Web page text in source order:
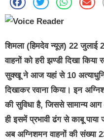
शिमला (हिमदेव न्यूज़) 22 जुलाई
वाहनों को हरी झण्डी दिखा किया
सुक्खू ने आज यहां से 10
दिखाकर रवाना किया। इन
की सुविधा है, जिससे सामान्य
ही इसमें प्रभावी ढंग से काबू
अब अग्निशमन वाहनों की संख्या